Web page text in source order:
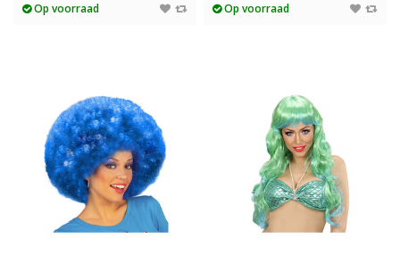
Op voorraad Op voorraad